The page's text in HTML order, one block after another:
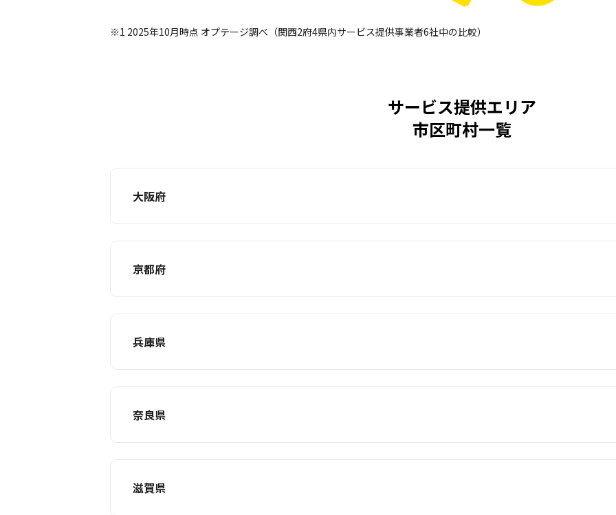
※1 2025年10月時点 オプテージ調べ（関西2府4県内サービス提供事業者6社中の比較）
サービス提供エリア
市区町村一覧
大阪府
京都府
兵庫県
奈良県
滋賀県